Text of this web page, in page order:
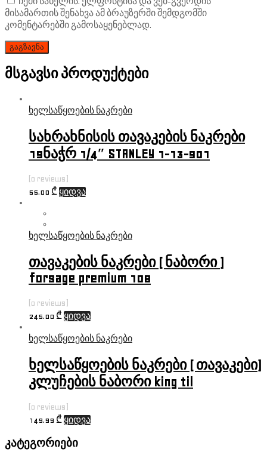
მისამართის შენახვა ამ ბრაუზერში შემდგომში
კომენტარებში გამოსაყენებლად.
მსგავსი პროდუქტები
ხელსაწყოების ნაკრები
სახრახნისის თავაკების ნაკრები
19ნაჭრ 1/4″ STANLEY 1-13-901
(0 reviews)
55.00 ₾ ყიდვა
ხელსაწყოების ნაკრები
თავაკების ნაკრები ( ნაბორი )
forsage premium 108
(0 reviews)
245.00 ₾ ყიდვა
ხელსაწყოების ნაკრები
ხელსაწყოების ნაკრები ( თავაკები)
კლუჩების ნაბორი king til
(0 reviews)
149.99 ₾ ყიდვა
კატეგორიები